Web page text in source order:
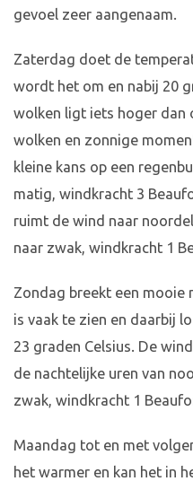
gevoel zeer aangenaam.
Zaterdag doet de
wordt het om en nabij 20
wolken ligt iets hoger dan
wolken en zonnige
kleine kans op een
matig, windkracht 3
ruimt de wind naar
naar zwak, windkracht 1
Zondag breekt een mooie
is vaak te zien en daarbij
23 graden Celsius. De
de nachtelijke uren van
zwak, windkracht 1
Maandag tot en met
het warmer en kan het in